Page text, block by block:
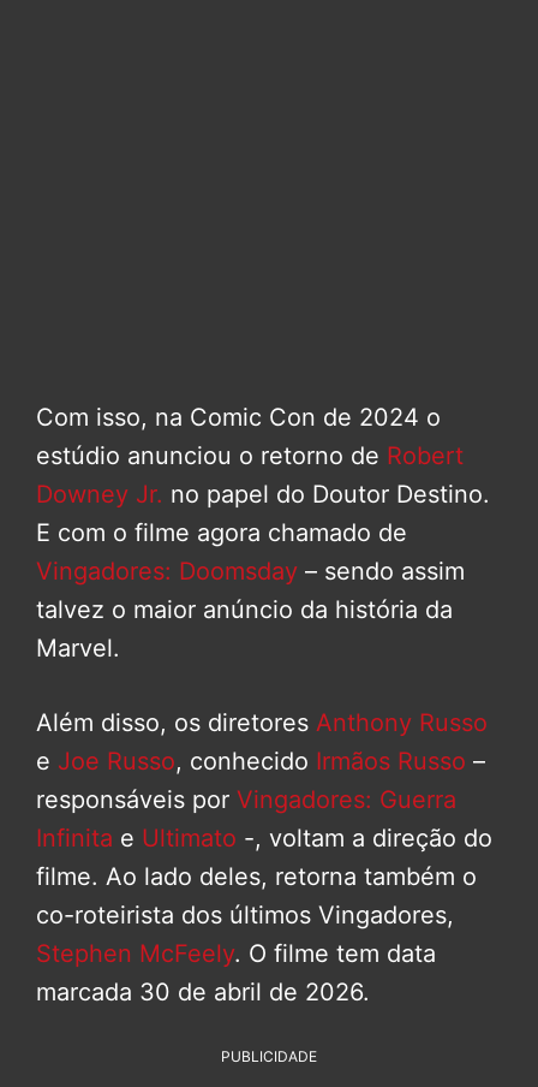
Com isso, na Comic Con de 2024 o
estúdio anunciou o retorno de Robert
Downey Jr. no papel do Doutor Destino.
E com o filme agora chamado de
Vingadores: Doomsday – sendo assim
talvez o maior anúncio da história da
Marvel.
Além disso, os diretores Anthony Russo
e Joe Russo, conhecido Irmãos Russo –
responsáveis por Vingadores: Guerra
Infinita e Ultimato -, voltam a direção do
filme. Ao lado deles, retorna também o
co-roteirista dos últimos Vingadores,
Stephen McFeely. O filme tem data
marcada 30 de abril de 2026.
PUBLICIDADE